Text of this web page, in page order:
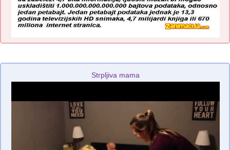
Strpljiva mama